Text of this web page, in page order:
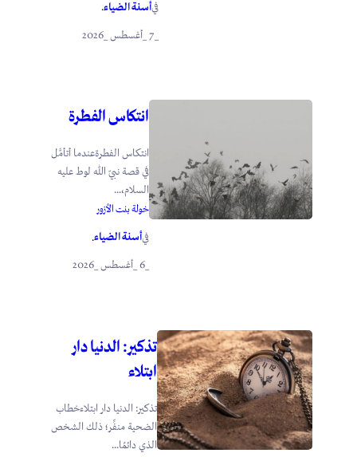
فيأسنة الضياء.
انتكاس الفطرة
انتكاس الفطرةعندما أتأمَّل
في قصة نبيّ الله لوط عليه
السلام،...
خولة بنت الأزور
فيأسنة الضياء.
تذكير: الدنيا دار
ابتلاء
تذكير: الدنيا دار ابتلاءخطاب
الضحية منفِّر؛ ذلك الشخص
الذي دائمًا...